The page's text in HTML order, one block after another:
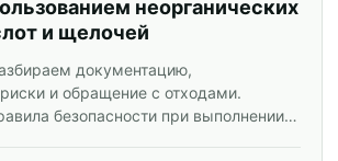
неорганических
и щелочей
документацию,
и обращение с отходами.
безопасности при выполнении